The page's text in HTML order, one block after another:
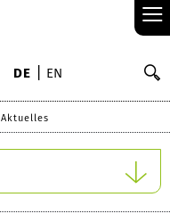
≡
DE EN
Aktuelles